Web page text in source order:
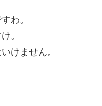
わ。
。
けません。